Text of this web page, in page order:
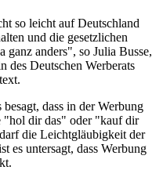
so leicht auf Deutschland
und die gesetzlichen
ganz anders", so Julia Busse,
des Deutschen Werberats
dass in der Werbung
dir das" oder "kauf dir
die Leichtgläubigkeit der
es untersagt, dass Werbung